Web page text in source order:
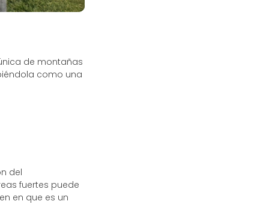
de montañas
como una
del
fuertes puede
en que es un